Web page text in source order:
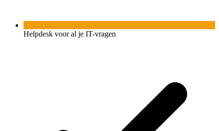
Helpdesk voor al je IT-vragen